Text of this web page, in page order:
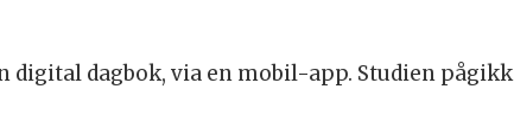
digital dagbok, via en mobil-app. Studien pågikk